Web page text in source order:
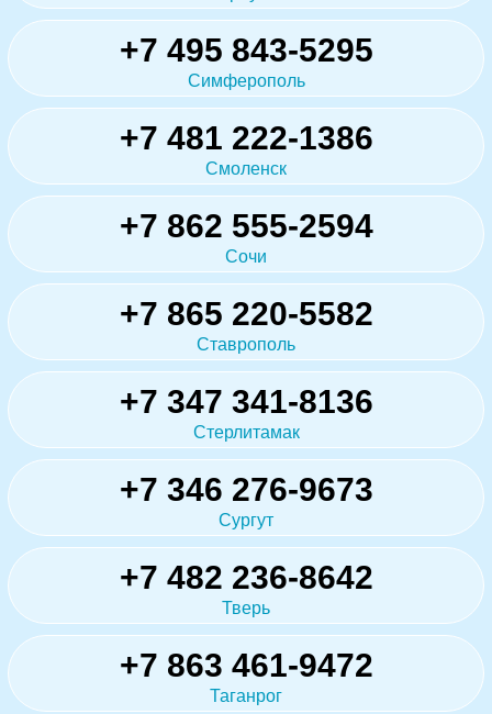
+7 495 843-5295
Симферополь
+7 481 222-1386
Смоленск
+7 862 555-2594
Сочи
+7 865 220-5582
Ставрополь
+7 347 341-8136
Стерлитамак
+7 346 276-9673
Сургут
+7 482 236-8642
Тверь
+7 863 461-9472
Таганрог